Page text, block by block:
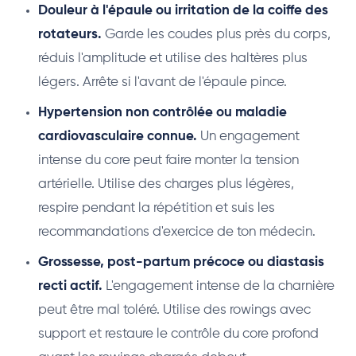
Douleur à l'épaule ou irritation de la coiffe des
rotateurs. Garde les coudes plus près du corps,
réduis l'amplitude et utilise des haltères plus
légers. Arrête si l'avant de l'épaule pince.
Hypertension non contrôlée ou maladie
cardiovasculaire connue. Un engagement
intense du core peut faire monter la tension
artérielle. Utilise des charges plus légères,
respire pendant la répétition et suis les
recommandations d'exercice de ton médecin.
Grossesse, post-partum précoce ou diastasis
recti actif. L'engagement intense de la charnière
peut être mal toléré. Utilise des rowings avec
support et restaure le contrôle du core profond